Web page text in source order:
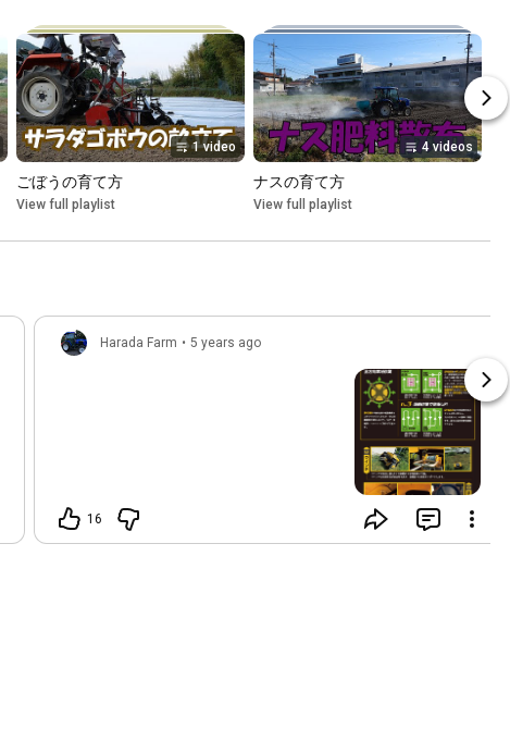
1 video
ごぼうの育て方
View full playlist
4 videos
ナスの育て方
View full playlist
Harada Farm • 5 years ago
16